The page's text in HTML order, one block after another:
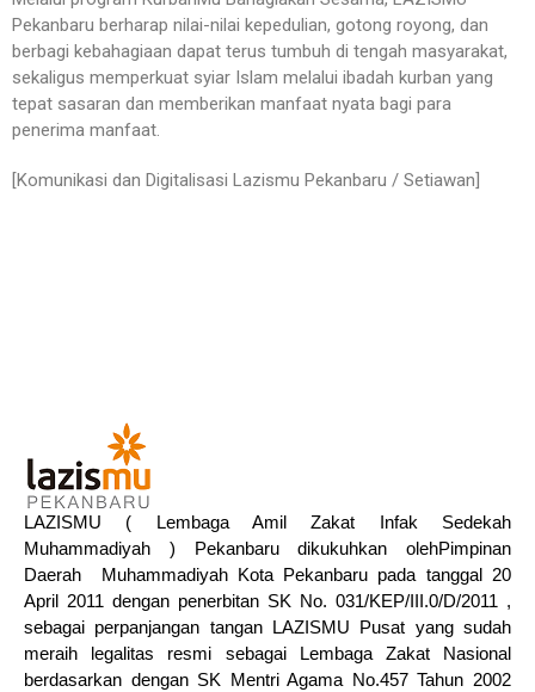
Pekanbaru berharap nilai-nilai kepedulian, gotong royong, dan
berbagi kebahagiaan dapat terus tumbuh di tengah masyarakat,
sekaligus memperkuat syiar Islam melalui ibadah kurban yang
tepat sasaran dan memberikan manfaat nyata bagi para
penerima manfaat.
[Komunikasi dan Digitalisasi Lazismu Pekanbaru / Setiawan]
LAZISMU ( Lembaga Amil Zakat Infak Sedekah
Muhammadiyah ) Pekanbaru dikukuhkan olehPimpinan
Daerah Muhammadiyah Kota Pekanbaru pada tanggal 20
April 2011 dengan penerbitan SK No. 031/KEP/III.0/D/2011 ,
sebagai perpanjangan tangan LAZISMU Pusat yang sudah
meraih legalitas resmi sebagai Lembaga Zakat Nasional
berdasarkan dengan SK Mentri Agama No.457 Tahun 2002